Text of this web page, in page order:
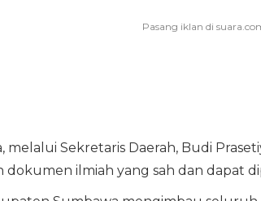
melalui Sekretaris Daerah, Budi
dokumen ilmiah yang sah dan dapat